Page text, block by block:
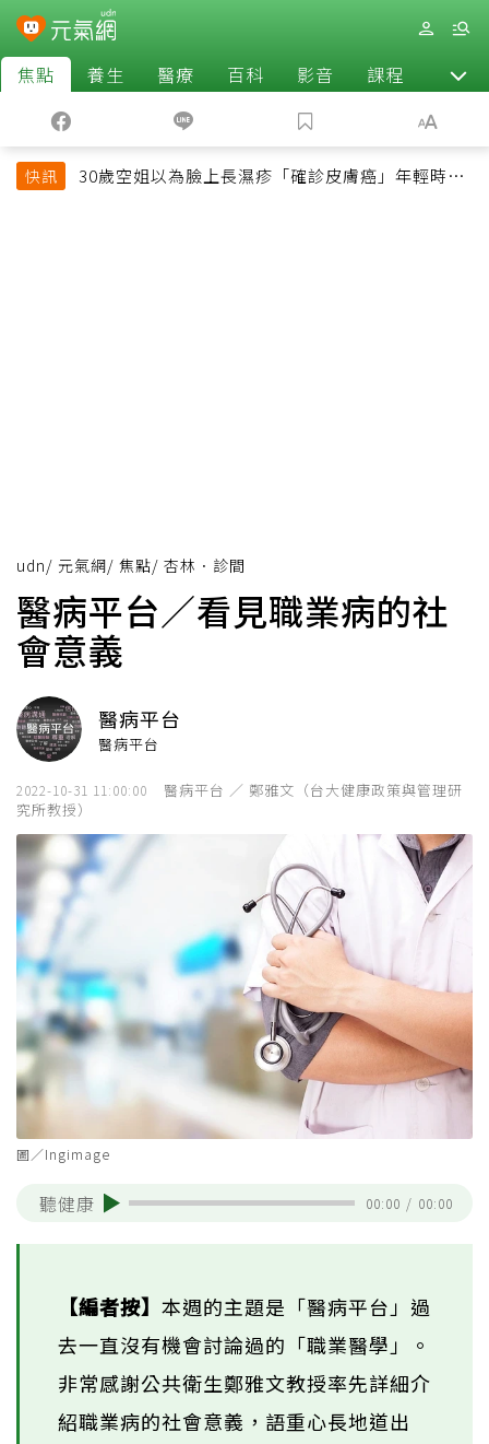
焦點 養生 醫療 百科 影音 課程 退休
快訊
30歲空姐以為臉上長濕疹「確診皮膚癌」年輕時一
udn/ 元氣網/ 焦點/ 杏林．診間
醫病平台／看見職業病的社
會意義
醫病平台
醫病平台
2022-10-31 11:00:00
醫病平台 ／ 鄭雅文（台大健康政策與管理研
究所教授）
圖／Ingimage
聽健康 00:00 / 00:00
【編者按】 本週的主題是「醫病平台」過
去一直沒有機會討論過的「職業醫學」。
非常感謝公共衛生鄭雅文教授率先詳細介
紹職業病的社會意義，語重心長地道出